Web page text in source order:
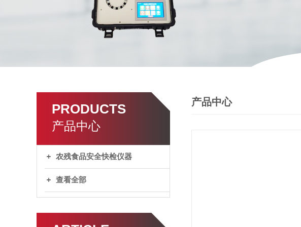
PRODUCTS
产品中心
农残食品安全快检仪器
查看全部
产品中心